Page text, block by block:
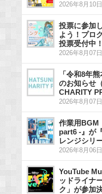
2026年8月10
投票に参加
よう！プロ
投票受付中！
2026年8月07
「令和8年
のお知らせ
CHARITY
2026年8月07
作業用BGM
part6 -』が
レンジシリ
2026年8月06
YouTube
ッドライナ
ク」が参加